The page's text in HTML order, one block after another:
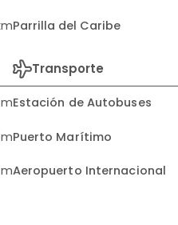
Parrilla del Caribe
Transporte
Estación de Autobuses
Puerto Marítimo
Aeropuerto Internacional